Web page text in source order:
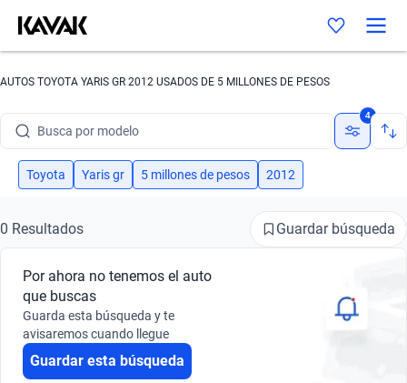
AUTOS TOYOTA YARIS GR 2012 USADOS DE 5 MILLONES DE PESOS
Busca por modelo
Busca por versión
Busca por marca
Busca por modelo
Busca por versión
4
Toyota Yaris gr 5 millones de pesos 2012
0 Resultados Guardar búsqueda
Por ahora no tenemos el auto
que buscas
Guarda esta búsqueda y te
avisaremos cuando llegue
Guardar esta búsqueda